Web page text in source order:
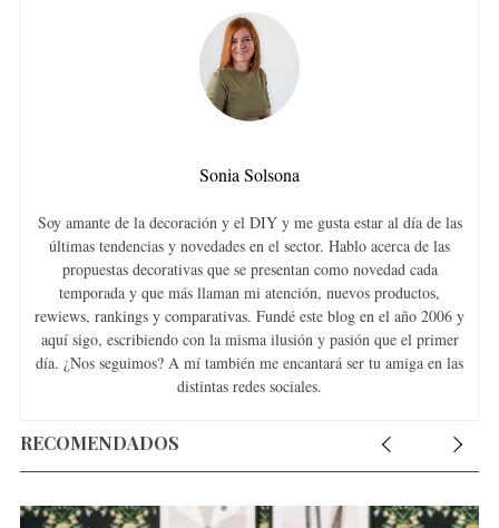
Sonia Solsona
Soy amante de la decoración y el DIY y me gusta estar al día de las
últimas tendencias y novedades en el sector. Hablo acerca de las
propuestas decorativas que se presentan como novedad cada
temporada y que más llaman mi atención, nuevos productos,
rewiews, rankings y comparativas. Fundé este blog en el año 2006 y
aquí sigo, escribiendo con la misma ilusión y pasión que el primer
día. ¿Nos seguimos? A mí también me encantará ser tu amiga en las
distintas redes sociales.
RECOMENDADOS